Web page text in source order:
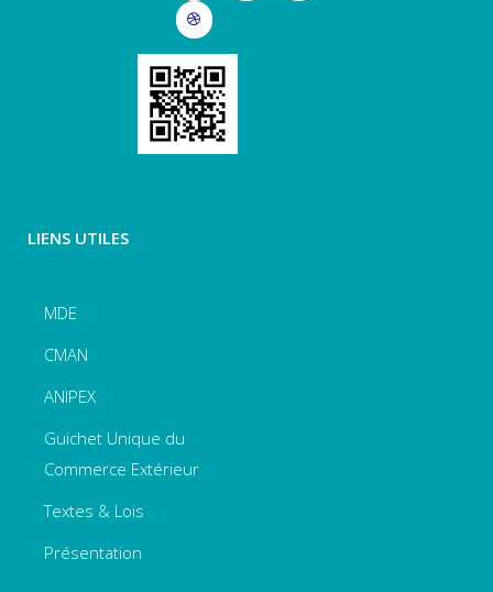
LIENS UTILES
MDE
CMAN
ANIPEX
Guichet Unique du
Commerce Extérieur
Textes & Lois
Présentation